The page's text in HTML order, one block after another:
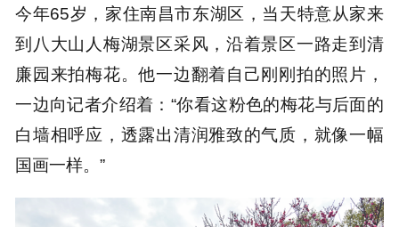
今年65岁，家住南昌市东湖区，当天特意从家来
到八大山人梅湖景区采风，沿着景区一路走到清
廉园来拍梅花。他一边翻着自己刚刚拍的照片，
一边向记者介绍着：“你看这粉色的梅花与后面的
白墙相呼应，透露出清润雅致的气质，就像一幅
国画一样。”